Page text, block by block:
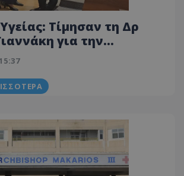
Τίμησαν τη Δρ
για την
στη δημόσια υγεία